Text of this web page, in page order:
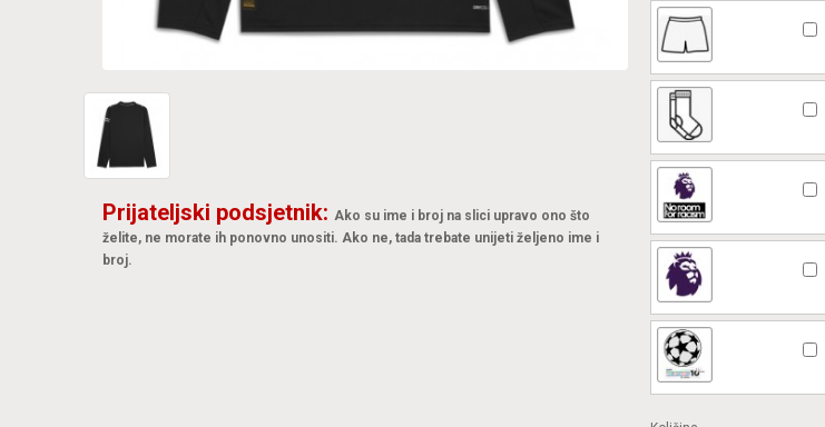
Prijateljski podsjetnik: Ako su ime i broj na slici upravo ono što
želite, ne morate ih ponovno unositi. Ako ne, tada trebate unijeti željeno ime i
broj.